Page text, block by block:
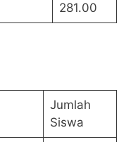
281.00
Jumlah
Siswa